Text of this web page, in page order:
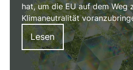
hat, um die EU auf dem Weg
Klimaneutralität
bis 2050 erreicht werden
gehen wir auf die Vorschläge
Bewältigung der
Herausforderungen und zur
Lesen